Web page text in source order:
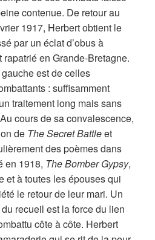
contenue. De retour au
1917, Herbert obtient le
par un éclat d’obus à
en Grande-Bretagne.
est de celles
: suffisamment
traitement long mais sans
cours de sa convalescence,
de The Secret Battleet
des poèmes dans
en 1918, The Bomber Gypsy,
et à toutes les épouses qui
le retour de leur mari. Un
recueil est la force du lien
côte à côte. Herbert